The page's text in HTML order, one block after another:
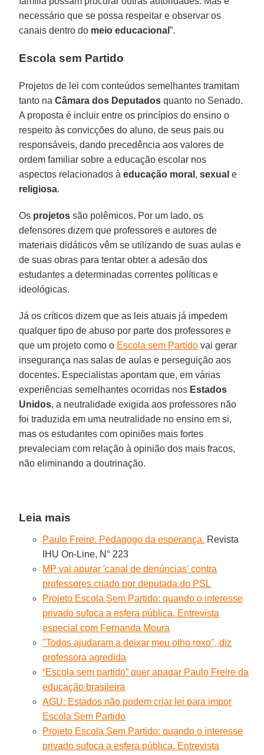
necessário que se possa respeitar e observar os
canais dentro do meio educacional”.
Escola sem Partido
Projetos de lei com conteúdos semelhantes tramitam
tanto naCâmara dos Deputados quanto no Senado.
A proposta é incluir entre os princípios do ensino o
respeito às convicções do aluno, de seus pais ou
responsáveis, dando precedência aos valores de
ordem familiar sobre a educação escolar nos
aspectos relacionados àeducação moral ,sexual e
religiosa.
Os projetos são polêmicos. Por um lado, os
defensores dizem que professores e autores de
materiais didáticos vêm se utilizando de suas aulas e
de suas obras para tentar obter a adesão dos
estudantes a determinadas correntes políticas e
ideológicas.
Já os críticos dizem que as leis atuais já impedem
qualquer tipo de abuso por parte dos professores e
que um projeto como o Escola sem Partido vai gerar
insegurança nas salas de aulas e perseguição aos
docentes. Especialistas apontam que, em várias
experiências semelhantes ocorridas nos Estados
Unidos, a neutralidade exigida aos professores não
foi traduzida em uma neutralidade no ensino em si,
mas os estudantes com opiniões mais fortes
prevaleciam com relação à opinião dos mais fracos,
não eliminando a doutrinação.
Leia mais
Paulo Freire. Pedagogo da esperança. Revista
IHU On-Line, N° 223
MP vai apurar 'canal de denúncias' contra
professores criado por deputada do PSL
Projeto Escola Sem Partido: quando o interesse
privado sufoca a esfera pública. Entrevista
especial com Fernanda Moura
"Todos ajudaram a deixar meu olho roxo", diz
professora agredida
“Escola sem partido” quer apagar Paulo Freire da
educação brasileira
AGU: Estados não podem criar lei para impor
Escola Sem Partido
Projeto Escola Sem Partido: quando o interesse
privado sufoca a esfera pública. Entrevista